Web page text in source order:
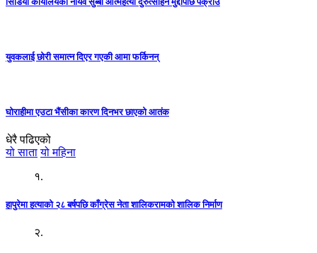
युवकलाई छोरी समात्न दिएर गएकी आमा फर्किनन्
घोराहीमा एउटा भैंसीका कारण दिनभर छाएको आतंक
धेरै पढिएको
यो साता यो महिना
१.
हापुरेमा हत्याको २८ बर्षपछि काँग्रेस नेता शालिकरामको शालिक निर्माण
२.